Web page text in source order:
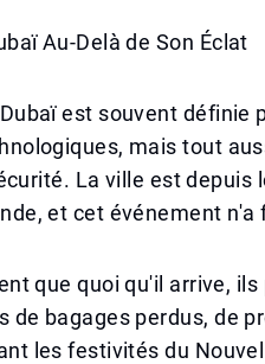
Au-Delà de Son Éclat
est souvent définie
mais tout
La ville est
et cet événement
que quoi qu'il arrive,
de bagages perdus, de
les festivités du